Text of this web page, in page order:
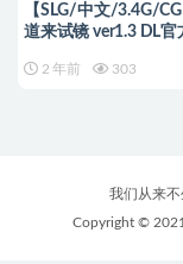
【SLG/中文/3.4G/
道来试镜 ver1.3 DL官
2 年前 303
我们从来不
Copyright © 2021